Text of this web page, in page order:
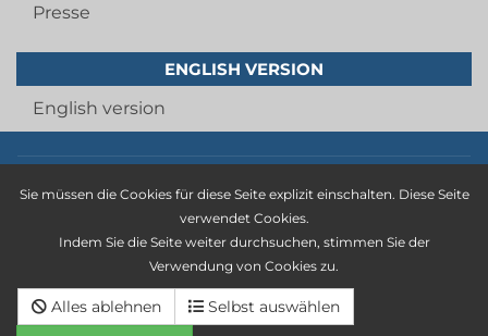
Presse
ENGLISH VERSION
English version
privacy statement
Cancellation policy
Deutsche version
Sie müssen die Cookies für diese Seite explizit einschalten. Diese Seite
verwendet Cookies.
Indem Sie die Seite weiter durchsuchen, stimmen Sie der
Verwendung von Cookies zu.
Alles ablehnen
Selbst auswählen